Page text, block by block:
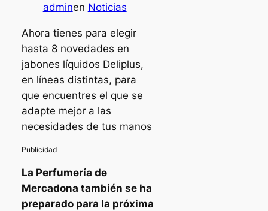
adminen Noticias
Ahora tienes para elegir
hasta 8 novedades en
jabones líquidos Deliplus,
en líneas distintas, para
que encuentres el que se
adapte mejor a las
necesidades de tus manos
La Perfumería de
Mercadona también se ha
preparado para la próxima